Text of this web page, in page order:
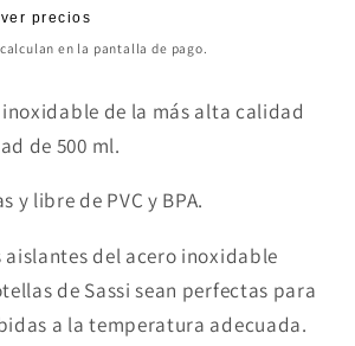
precios
en la pantalla de pago.
de la más alta calidad
de 500 ml.
y libre de PVC y BPA.
del acero inoxidable
de Sassi sean perfectas para
a la temperatura adecuada.